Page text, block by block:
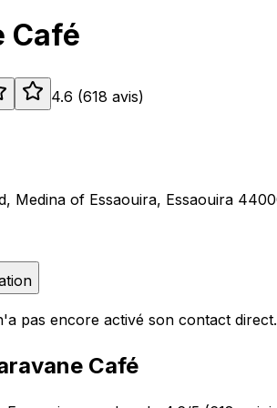
Café
4.6 (618 avis)
Medina of Essaouira, Essaouira
pas encore activé son contact direct.
Café